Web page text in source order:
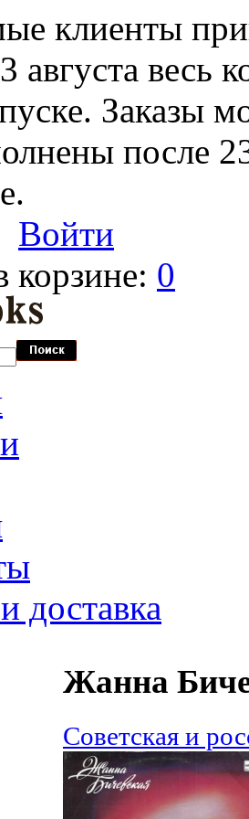
клиенты
августа весь
Заказы
после
Войти
корзине: 0
доставка
Жанна
Советская и